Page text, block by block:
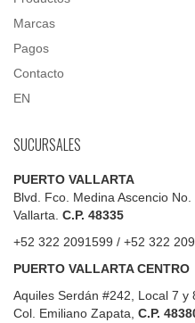
Marcas
Pagos
Contacto
EN
SUCURSALES
PUERTO VALLARTA
Blvd. Fco. Medina Ascencio
Vallarta. C.P. 48335
+52 322 2091599 / +52 322
PUERTO VALLARTA CENTRO
Aquiles Serdán #242, Local 7 y
Col. Emiliano Zapata, C.P.